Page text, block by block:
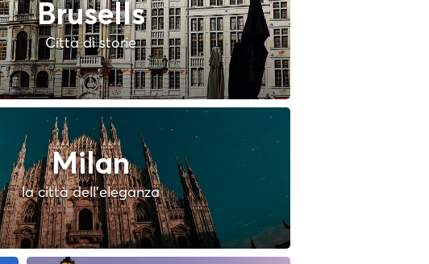
Brusells
Città di storie
Milan
la città dell'eleganza